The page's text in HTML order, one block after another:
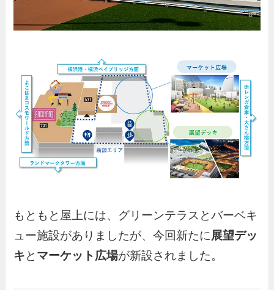
もともと屋上には、グリーンテラスとバーベキ
ュー施設がありましたが、今回新たに展望デッ
キと マーケット広場が新設されました。